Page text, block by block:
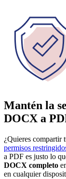
Mantén la
DOCX a
¿Quieres compartir
permisos
a PDF es justo lo
DOCX completo
en cualquier